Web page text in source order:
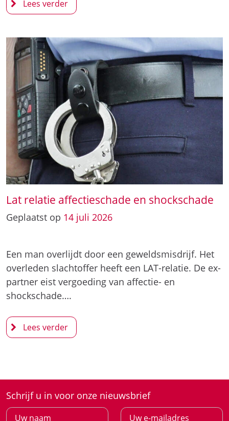
Lat relatie affectieschade en shockschade
Geplaatst op 14 juli 2026
Een man overlijdt door een geweldsmisdrijf. Het
overleden slachtoffer heeft een LAT-relatie. De ex-
partner eist vergoeding van affectie- en
shockschade….
Schrijf u in voor onze nieuwsbrief